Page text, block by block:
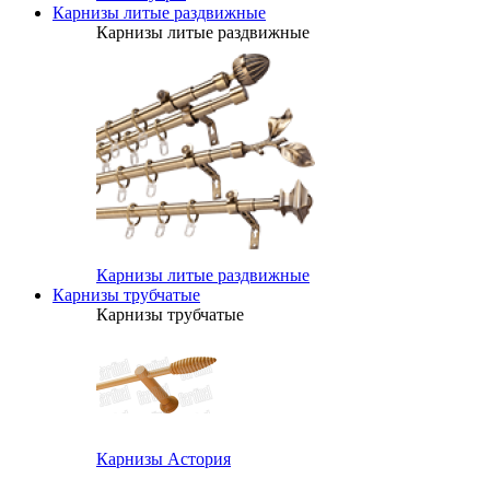
Карнизы литые раздвижные
Карнизы литые раздвижные
Карнизы литые раздвижные
Карнизы трубчатые
Карнизы трубчатые
Карнизы Астория